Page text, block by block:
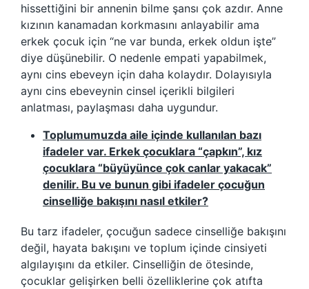
hissettiğini bir annenin bilme şansı çok azdır. Anne
kızının kanamadan korkmasını anlayabilir ama
erkek çocuk için “ne var bunda, erkek oldun işte”
diye düşünebilir. O nedenle empati yapabilmek,
aynı cins ebeveyn için daha kolaydır. Dolayısıyla
aynı cins ebeveynin cinsel içerikli bilgileri
anlatması, paylaşması daha uygundur.
Toplumumuzda aile içinde kullanılan bazı
ifadeler var. Erkek çocuklara “çapkın”, kız
çocuklara “büyüyünce çok canlar yakacak”
denilir. Bu ve bunun gibi ifadeler çocuğun
cinselliğe bakışını nasıl etkiler?
Bu tarz ifadeler, çocuğun sadece cinselliğe bakışını
değil, hayata bakışını ve toplum içinde cinsiyeti
algılayışını da etkiler. Cinselliğin de ötesinde,
çocuklar gelişirken belli özelliklerine çok atıfta